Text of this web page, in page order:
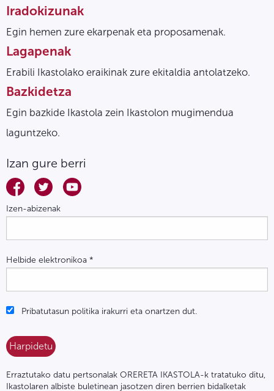
Iradokizunak
Egin hemen zure ekarpenak eta proposamenak.
Lagapenak
Erabili Ikastolako eraikinak zure ekitaldia antolatzeko.
Bazkidetza
Egin bazkide Ikastola zein Ikastolon mugimendua
laguntzeko.
Izan gure berri
Izen-abizenak
Helbide elektronikoa *
Pribatutasun politika irakurri eta onartzen dut.
Erraztutako datu pertsonalak ORERETA IKASTOLA-k tratatuko ditu,
Ikastolaren albiste buletinean jasotzen diren berrien bidalketak